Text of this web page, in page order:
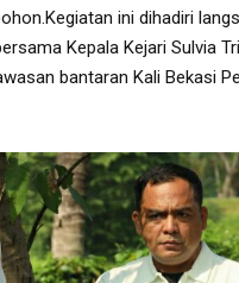
ini dihadiri
Kepala Kejari Sulvia
bantaran Kali Bekasi